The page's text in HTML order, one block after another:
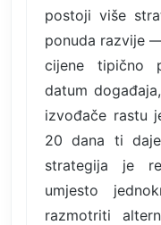
postoji više
ponuda razvije
cijene tipično
datum
izvođače rastu
20 dana ti
strategija je
umjesto
razmotriti